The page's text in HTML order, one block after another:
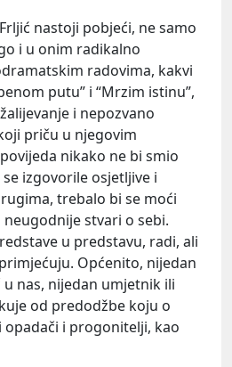
nastoji pobjeći, ne samo
i u onim radikalno
radovima, kakvi
putu” i “Mrzim istinu”,
i nepozvano
priču u njegovim
nikako ne bi smio
izgovorile osjetljive i
trebalo bi se moći
stvari o sebi.
u predstavu, radi, ali
Općenito, nijedan
nas, nijedan umjetnik ili
od predodžbe koju o
i progonitelji, kao